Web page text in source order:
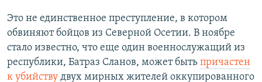
Это не единственное преступление, в котором
обвиняют бойцов из Северной Осетии. В ноябре
стало известно, что еще один военнослужащий из
республики, Батраз Сланов, может быть причастен
к убийству двух мирных жителей оккупированного